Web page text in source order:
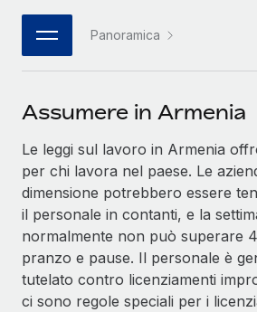
한국어
中文（简体）
Panoramica
Assumere in Armenia
Le leggi sul lavoro in Armenia
per chi lavora nel paese. Le
dimensione potrebbero essere
il personale in contanti, e la
normalmente non può superare
pranzo e pause. Il personale è
tutelato contro licenziamenti
ci sono regole speciali per i